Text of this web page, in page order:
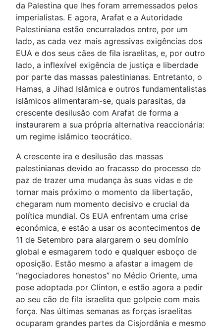
da Palestina que lhes foram arremessados pelos
imperialistas. E agora, Arafat e a Autoridade
Palestiniana estão encurralados entre, por um
lado, as cada vez mais agressivas exigências dos
EUA e dos seus cães de fila israelitas, e, por outro
lado, a inflexível exigência de justiça e liberdade
por parte das massas palestinianas. Entretanto, o
Hamas, a Jihad Islâmica e outros fundamentalistas
islâmicos alimentaram-se, quais parasitas, da
crescente desilusão com Arafat de forma a
instaurarem a sua própria alternativa reaccionária:
um regime islâmico teocrático.
A crescente ira e desilusão das massas
palestinianas devido ao fracasso do processo de
paz de trazer uma mudança às suas vidas e de
tornar mais próximo o momento da libertação,
chegaram num momento decisivo e crucial da
política mundial. Os EUA enfrentam uma crise
económica, e estão a usar os acontecimentos de
11 de Setembro para alargarem o seu domínio
global e esmagarem todo e qualquer esboço de
oposição. Estão mesmo a afastar a imagem de
“negociadores honestos” no Médio Oriente, uma
pose adoptada por Clinton, e estão agora a pedir
ao seu cão de fila israelita que golpeie com mais
força. Nas últimas semanas as forças israelitas
ocuparam grandes partes da Cisjordânia e mesmo